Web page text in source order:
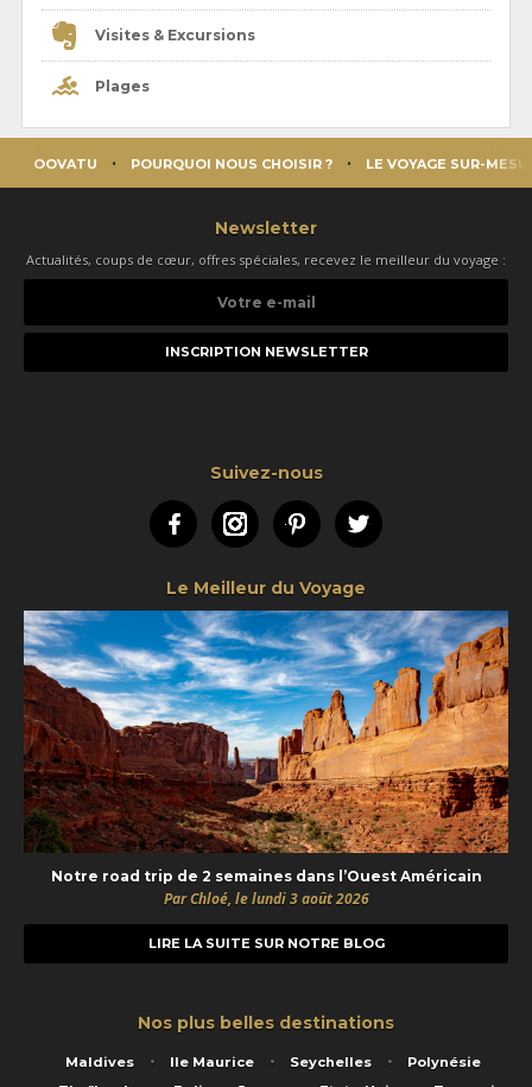
Visites & Excursions
Plages
OOVATU POURQUOI NOUS CHOISIR ? LE VOYAGE SUR-
Newsletter
Actualités, coups de cœur, offres spéciales, recevez le meilleur du voyage :
e-
Suivez-nous
FacebookInstagramPinterestTwitter
Le Meilleur du Voyage
Notre road trip de 2 semaines dans l’Ouest Américain
Par Chloé, le lundi 3 août 2026
LIRE LA SUITE SUR NOTRE BLOG
Nos plus belles destinations
Maldives Ile Maurice Seychelles
Polynésie